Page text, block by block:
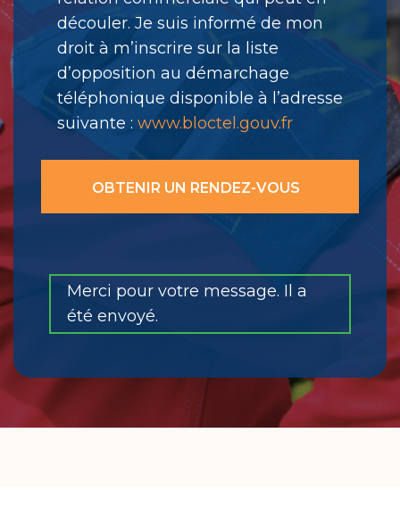
découler. Je suis informé de mon
droit à m’inscrire sur la liste
d’opposition au démarchage
téléphonique disponible à l’adresse
suivante : www.bloctel.gouv.fr
Merci pour votre message. Il a
été envoyé.